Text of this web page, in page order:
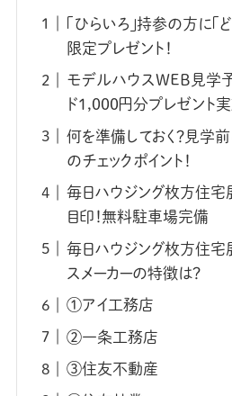
「ひらいろ」持参の方に「
限定プレゼント！
モデルハウスWEB見学
ド1,000円分プレゼント実
何を準備しておく？見学
のチェックポイント！
毎日ハウジング枚方住
目印！無料駐車場完備
毎日ハウジング枚方住
スメーカーの特徴は？
①アイ工務店
②一条工務店
③住友不動産